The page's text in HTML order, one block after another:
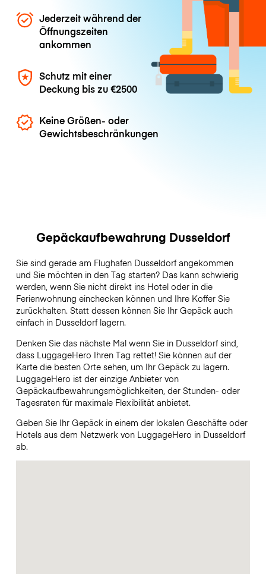
Jederzeit während der
Öffnungszeiten
ankommen
Schutz mit einer
Deckung bis zu€2500
Keine Größen- oder
Gewichtsbeschränkungen
Gepäckaufbewahrung Dusseldorf
Sie sind gerade am Flughafen Dusseldorf angekommen
und Sie möchten in den Tag starten? Das kann schwierig
werden, wenn Sie nicht direkt ins Hotel oder in die
Ferienwohnung einchecken können und Ihre Koffer Sie
zurückhalten. Statt dessen können Sie Ihr Gepäck auch
einfach in Dusseldorf lagern.
Denken Sie das nächste Mal wenn Sie in Dusseldorf sind,
dass LuggageHero Ihren Tag rettet! Sie können auf der
Karte die besten Orte sehen, um Ihr Gepäck zu lagern.
LuggageHero ist der einzige Anbieter von
Gepäckaufbewahrungsmöglichkeiten, der Stunden- oder
Tagesraten für maximale Flexibilität anbietet.
Geben Sie Ihr Gepäck in einem der lokalen Geschäfte oder
Hotels aus dem Netzwerk von LuggageHero in Dusseldorf
ab.